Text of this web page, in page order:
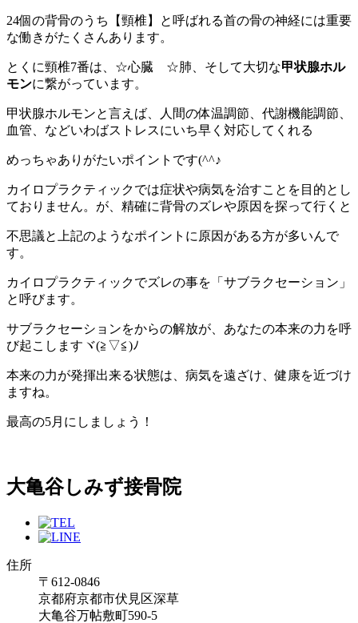
24個の背骨のうち【頸椎】と呼ばれる首の骨の神経には重要
な働きがたくさんあります。
とくに頸椎7番は、☆心臓 ☆肺、そして大切な甲状腺ホル
モンに繋がっています。
甲状腺ホルモンと言えば、人間の体温調節、代謝機能調節、
血管、などいわばストレスにいち早く対応してくれる
めっちゃありがたいポイントです(^^♪
カイロプラクティックでは症状や病気を治すことを目的とし
ておりません。が、精確に背骨のズレや原因を探って行くと
不思議と上記のようなポイントに原因がある方が多いんで
す。
カイロプラクティックでズレの事を「サブラクセーション」
と呼びます。
サブラクセーションをからの解放が、あなたの本来の力を呼
び起こしますヾ(≧▽≦)ﾉ
本来の力が発揮出来る状態は、病気を遠ざけ、健康を近づけ
ますね。
最高の5月にしましょう！
大亀谷しみず接骨院
住所
〒612-0846
京都府京都市伏見区深草
大亀谷万帖敷町590-5